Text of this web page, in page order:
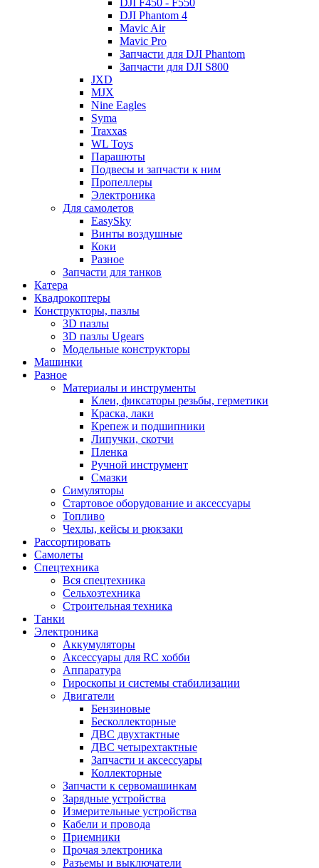
DJI F450 - F550
DJI Phantom 4
Mavic Air
Mavic Pro
Запчасти для DJI Phantom
Запчасти для DJI S800
JXD
MJX
Nine Eagles
Syma
Traxxas
WL Toys
Парашюты
Подвесы и запчасти к ним
Пропеллеры
Электроника
Для самолетов
EasySky
Винты воздушные
Коки
Разное
Запчасти для танков
Катера
Квадрокоптеры
Конструкторы, пазлы
3D пазлы
3D пазлы Ugears
Модельные конструкторы
Машинки
Разное
Материалы и инструменты
Клеи, фиксаторы резьбы, герметики
Краска, лаки
Крепеж и подшипники
Липучки, скотчи
Пленка
Ручной инструмент
Смазки
Симуляторы
Стартовое оборудование и аксессуары
Топливо
Чехлы, кейсы и рюкзаки
Рассортировать
Самолеты
Спецтехника
Вся спецтехника
Сельхозтехника
Строительная техника
Танки
Электроника
Аккумуляторы
Аксессуары для RC хобби
Аппаратура
Гироскопы и системы стабилизации
Двигатели
Бензиновые
Бесколлекторные
ДВС двухтактные
ДВС четырехтактные
Запчасти и аксессуары
Коллекторные
Запчасти к сервомашинкам
Зарядные устройства
Измерительные устройства
Кабели и провода
Приемники
Прочая электроника
Разъемы и выключатели